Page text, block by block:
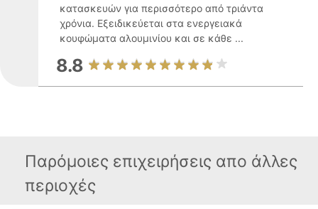
κατασκευών για περισσότερο από τριάντα
χρόνια. Εξειδικεύεται στα ενεργειακά
κουφώματα αλουμινίου και σε κάθε ...
8.8
Παρόμοιες επιχειρήσεις απο άλλες
περιοχές